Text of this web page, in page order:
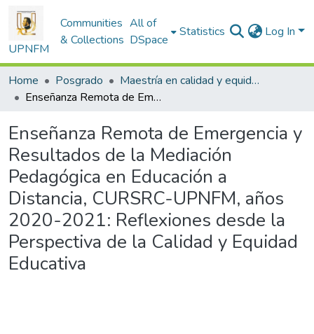
UPNFM
Communities
& Collections
All of
DSpace
Statistics Log In
Home Posgrado
Maestría en calidad y equidad de la educación
Enseñanza Remota de Emergencia y Resultados de la Mediación Pedagógica en Educación a Distancia, CURSRC-UPNFM, años 2020-2021: Reflexiones desde la Perspectiva de la Calidad y Equidad Educativa
Enseñanza Remota de Emergencia y
Resultados de la Mediación
Pedagógica en Educación a
Distancia, CURSRC-UPNFM, años
2020-2021: Reflexiones desde la
Perspectiva de la Calidad y Equidad
Educativa